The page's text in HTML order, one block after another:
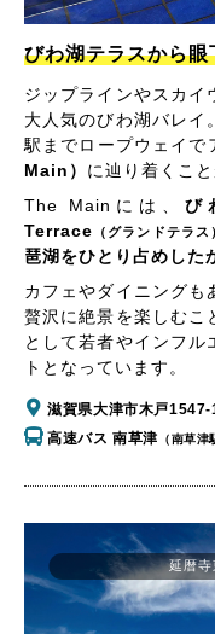
びわ湖テラスから
ジップラインやスカイ
大人気のびわ湖バレイ
駅までロープウェイで
Main） に辿り着くこと
The Mainには、 び
Terrace （グランドテラス
琶湖をひとり占めした
カフェやダイニングも
贅沢に絶景を楽しむこ
として若者やインフル
トとなっています。
滋賀県大津市木戸1547-
高速バス 南草津 （南草津
延暦